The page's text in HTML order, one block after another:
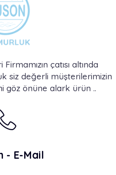
çatısı altında
siz değerli müşterilerimizin
göz önüne alark ürün ..
- E-Mail